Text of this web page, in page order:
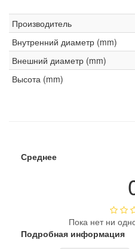
Производитель
Внутренний диаметр (mm)
Внешний диаметр (mm)
Высота (mm)
Среднее
Пока нет ни
Подробная информация